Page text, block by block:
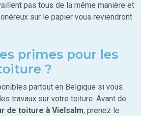
pas tous de la même manière et
sur le papier vous reviendront
primes pour les
?
partout en Belgique si vous
travaux sur votre toiture. Avant de
de toiture à Vielsalm, prenez le